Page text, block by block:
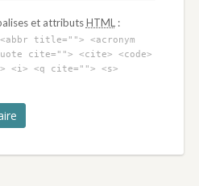
et attributsHTML :
title=""> <acronym
cite=""> <cite> <code>
<i> <q cite=""> <s>